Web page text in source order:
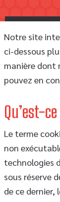
Notre site
ci-dessous
manière dont
pouvez en
Qu’est-
Le terme
non
technologies
sous réserve
de ce